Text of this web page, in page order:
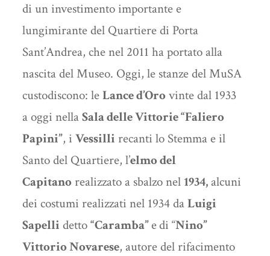
di un investimento importante e
lungimirante del Quartiere di Porta
Sant’Andrea, che nel 2011 ha portato alla
nascita del Museo. Oggi, le stanze del MuSA
custodiscono: leLance d’Oro vinte dal 1933
a oggi nellaSala delle Vittorie “Faliero
Papini”, i Vessilli recanti lo Stemma e il
Santo del Quartiere, l’elmo del
Capitano realizzato a sbalzo nel 1934,alcuni
dei costumi realizzati nel 1934 daLuigi
Sapelli detto“Caramba”edi “Nino”
Vittorio Novarese, autore del rifacimento